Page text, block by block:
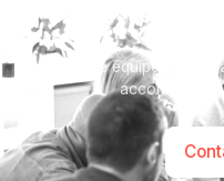
Notre équipe se
accompagner